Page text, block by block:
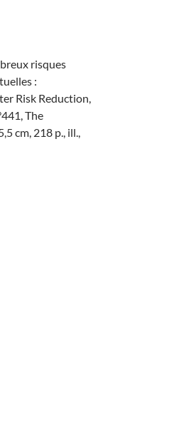
risques
:
Risk Reduction,
The
cm, 218 p., ill.,